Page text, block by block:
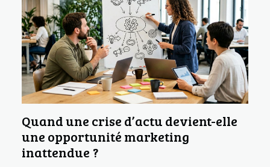
Quand une crise d’actu devient-elle
une opportunité marketing
inattendue ?